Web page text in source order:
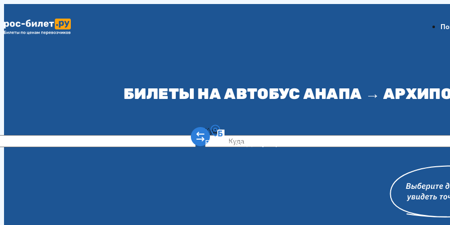
БИЛЕТЫ НА АВТОБУС АНАПА →
Куда
Ростов-на-Дону